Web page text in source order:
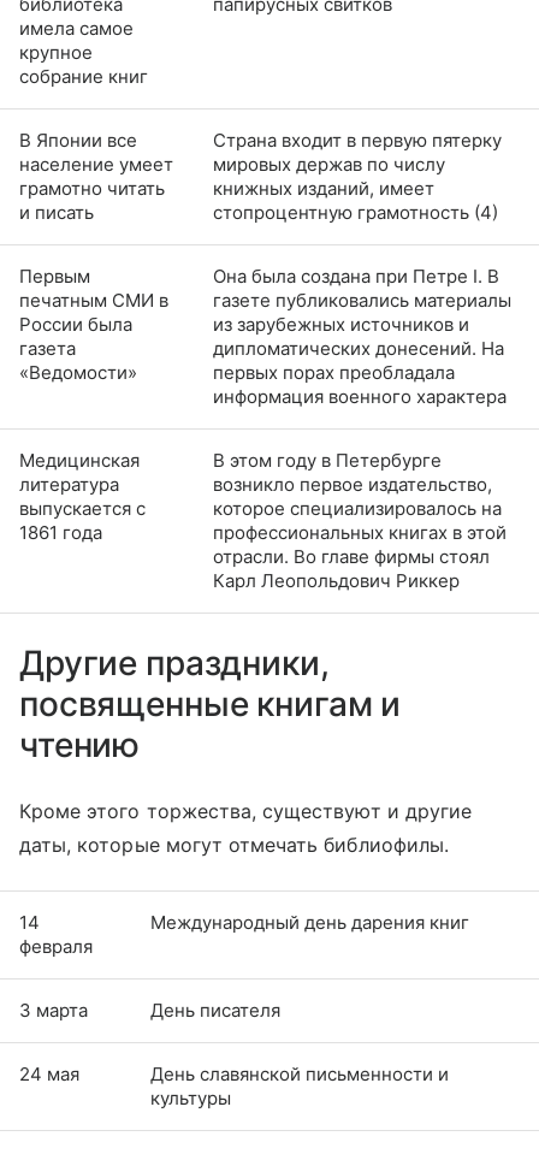
имела самое
крупное
собрание книг
В Японии все
население умеет
грамотно читать
и писать
Страна входит в первую пятерку
мировых держав по числу
книжных изданий, имеет
стопроцентную грамотность (4)
Первым
печатным СМИ в
России была
газета
«Ведомости»
Она была создана при Петре I. В
газете публиковались материалы
из зарубежных источников и
дипломатических донесений. На
первых порах преобладала
информация военного характера
Медицинская
литература
выпускается с
1861 года
В этом году в Петербурге
возникло первое издательство,
которое специализировалось на
профессиональных книгах в этой
отрасли. Во главе фирмы стоял
Карл Леопольдович Риккер
Другие праздники,
посвященные книгам и
чтению
Кроме этого торжества, существуют и другие
даты, которые могут отмечать библиофилы.
14
февраля
Международный день дарения книг
3 марта День писателя
24 мая
День славянской письменности и
культуры